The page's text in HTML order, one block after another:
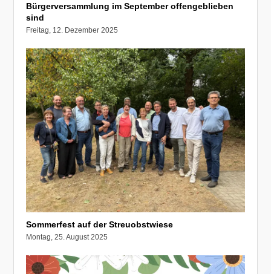
Bürgerversammlung im September offengeblieben
sind
Freitag, 12. Dezember 2025
Sommerfest auf der Streuobstwiese
Montag, 25. August 2025